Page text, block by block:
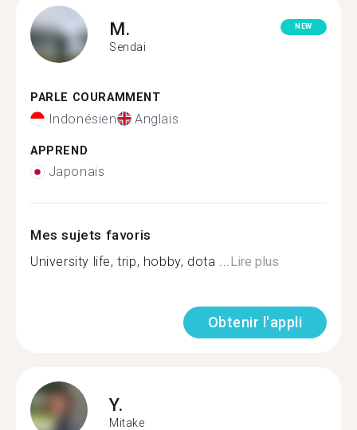
M.
Sendai
NEW
PARLE COURAMMENT
Indonésien Anglais
APPREND
Japonais
Mes sujets favoris
University life, trip, hobby, dota ...Lire plus
Obtenir l'appli
Y.
Mitake